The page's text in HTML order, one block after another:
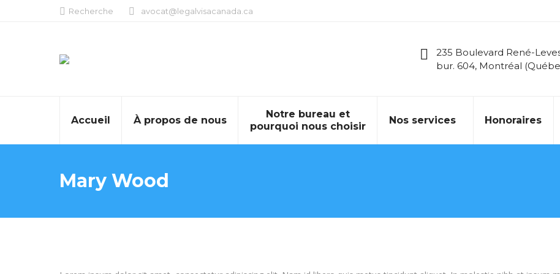
Search:
Recherche avocat@legalvisacanada.ca
235 Boulevard René-
bur. 604, Montréal
Accueil À propos de nous
Notre bureau et
pourquoi nous choisir
Nos services Honoraires
Mary Wood